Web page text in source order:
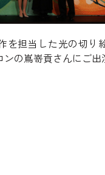
を担当した光の切り
の嶌嵜貢さんにご出